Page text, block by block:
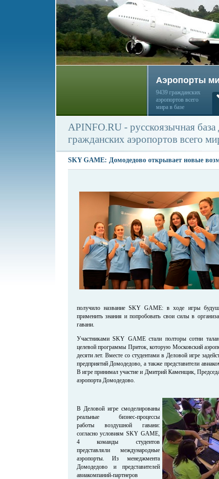
Аэропорты
9439 гражданских
аэропортов всего
мира в базе
APINFO.RU - русскоязычная
гражданских аэропортов всего
SKY GAME: Домодедово открывает новые
получило название SKY GAME: в ходе игры
применить знания и попробовать свои силы в
гавани.
Участниками SKY GAME стали полторы сотни
целевой программы Приток, которую Московский
десяти лет. Вместе со студентами в Деловой игре
предприятий Домодедово, а также представители
В игре принимал участие и Дмитрий Каменщик,
аэропорта Домодедово.
В Деловой игре смоделированы
реальные бизнес-процессы
работы воздушной гавани:
согласно условиям SKY GAME,
4 команды студентов
представляли международные
аэропорты. Из менеджмента
Домодедово и представителей
авиакомпаний-партнеров